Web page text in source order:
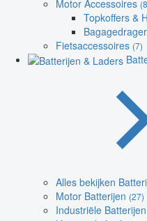
Motor Accessoires
Topkoffers &
Fietsaccessoires (7)
Alles bekijken
Motor Batterijen (27)
Industriële